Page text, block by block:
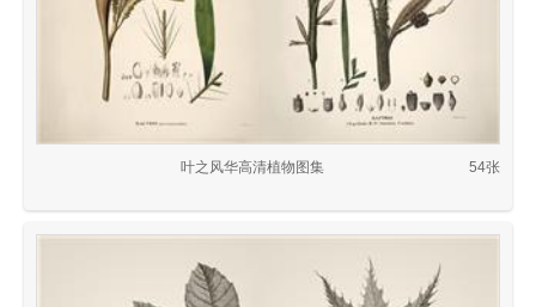
叶之风华高清植物图集 54张